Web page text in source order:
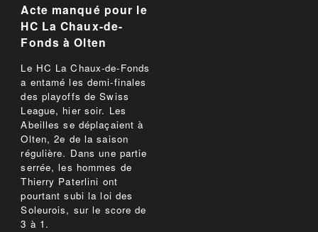
Acte manqué pour le
HC La Chaux-de-
Fonds à Olten
Le HC La Chaux-de-Fonds
a entamé les demi-finales
des playoffs de Swiss
League, hier soir. Les
Abeilles se déplaçaient à
Olten, 2e de la saison
régulière. Dans une partie
serrée, les hommes de
Thierry Paterlini ont
pourtant subi la loi des
Soleurois, sur le score de
3 à 1.